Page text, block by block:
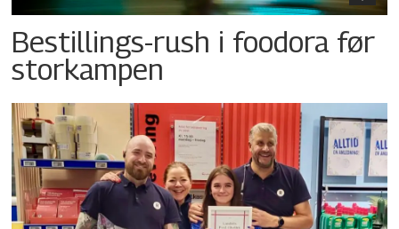
Bestillings-rush i foodora før
storkampen